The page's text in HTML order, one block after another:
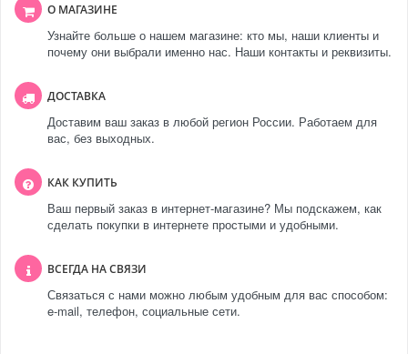
О МАГАЗИНЕ
Узнайте больше о нашем магазине: кто мы, наши клиенты и
почему они выбрали именно нас. Наши контакты и реквизиты.
ДОСТАВКА
Доставим ваш заказ в любой регион России. Работаем для
вас, без выходных.
КАК КУПИТЬ
Ваш первый заказ в интернет-магазине? Мы подскажем, как
сделать покупки в интернете простыми и удобными.
ВСЕГДА НА СВЯЗИ
Связаться с нами можно любым удобным для вас способом:
e-mail, телефон, социальные сети.